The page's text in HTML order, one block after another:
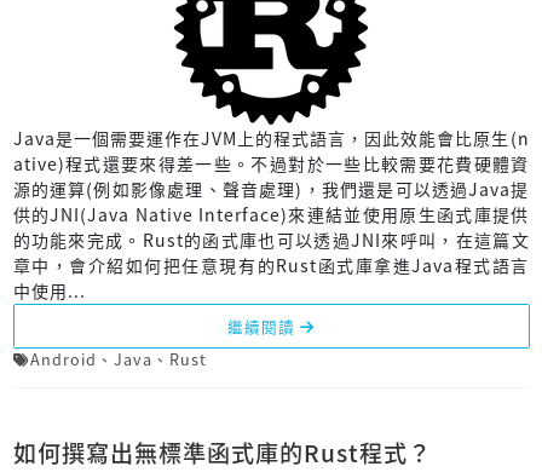
Java是一個需要運作在JVM上的程式語言，因此效能會比原生(n
ative)程式還要來得差一些。不過對於一些比較需要花費硬體資
源的運算(例如影像處理、聲音處理)，我們還是可以透過Java提
供的JNI(Java Native Interface)來連結並使用原生函式庫提供
的功能來完成。Rust的函式庫也可以透過JNI來呼叫，在這篇文
章中，會介紹如何把任意現有的Rust函式庫拿進Java程式語言
中使用...
繼續閱讀
Android 、 Java 、 Rust
如何撰寫出無標準函式庫的Rust程式？